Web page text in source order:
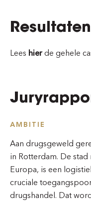
Resultaten
Lees hierde gehele
AMBITIE
Aan drugsgeweld
in Rotterdam. De
Europa, is een
cruciale
drugshandel. Dat